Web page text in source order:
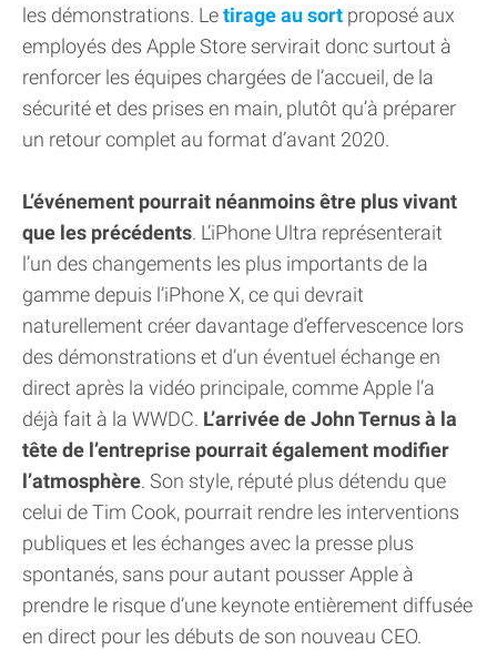
les démonstrations. Letirage au sort proposé aux
employés des Apple Store servirait donc surtout à
renforcer les équipes chargées de l’accueil, de la
sécurité et des prises en main, plutôt qu’à préparer
un retour complet au format d’avant 2020.
L’événement pourrait néanmoins être plus vivant
que les précédents. L’iPhone Ultra représenterait
l’un des changements les plus importants de la
gamme depuis l’iPhone X, ce qui devrait
naturellement créer davantage d’effervescence lors
des démonstrations et d’un éventuel échange en
direct après la vidéo principale, comme Apple l’a
déjà fait à la WWDC. L’arrivée de John Ternus à la
tête de l’entreprise pourrait également modifier
l’atmosphère. Son style, réputé plus détendu que
celui de Tim Cook, pourrait rendre les interventions
publiques et les échanges avec la presse plus
spontanés, sans pour autant pousser Apple à
prendre le risque d’une keynote entièrement diffusée
en direct pour les débuts de son nouveau CEO.